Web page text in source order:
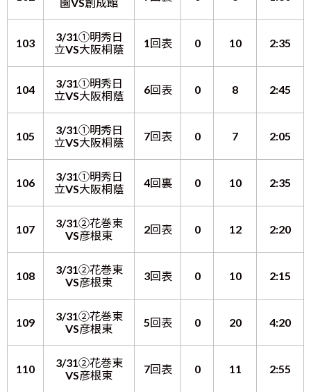
103
3/31①明秀日
立VS大阪桐蔭
1回表 0 10 2:35
104
3/31①明秀日
立VS大阪桐蔭
6回表 0 8 2:45
105
3/31①明秀日
立VS大阪桐蔭
7回表 0 7 2:05
106
3/31①明秀日
立VS大阪桐蔭
4回裏 0 10 2:35
107
3/31②花巻東
VS彦根東
2回表 0 12 2:20
108
3/31②花巻東
VS彦根東
3回表 0 10 2:15
109
3/31②花巻東
VS彦根東
5回表 0 20 4:20
110
3/31②花巻東
VS彦根東
7回表 0 11 2:55